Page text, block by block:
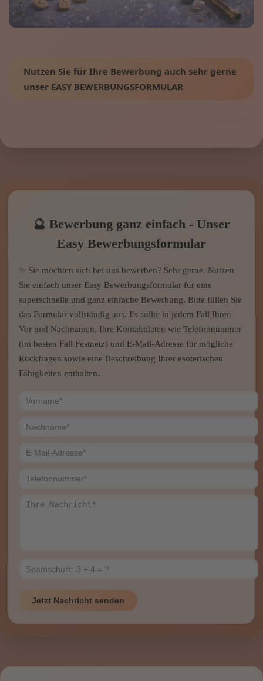
Nutzen Sie für Ihre Bewerbung auch sehr gerne
unser EASY BEWERBUNGSFORMULAR
🔮 Bewerbung ganz einfach - Unser
Easy Bewerbungsformular
✨ Sie möchten sich bei uns bewerben? Sehr gerne. Nutzen
Sie einfach unser Easy Bewerbungsformular für eine
superschnelle und ganz einfache Bewerbung. Bitte füllen Sie
das Formular vollständig aus. Es sollte in jedem Fall Ihren
Vor und Nachnamen, Ihre Kontaktdaten wie Telefonnummer
(im besten Fall Festnetz) und E-Mail-Adresse für mögliche
Rückfragen sowie eine Beschreibung Ihrer esoterischen
Fähigkeiten enthalten.
Jetzt Nachricht senden